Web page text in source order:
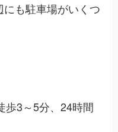
も駐車場がいくつ
歩3～5分、24時間